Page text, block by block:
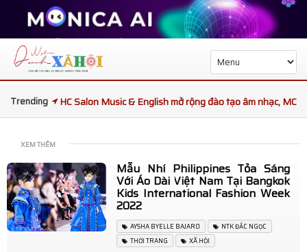
Trending
HC Salon Music & English mở rộng đào tạo âm nhạc, MC
Tọa đàm sức khỏe phổi kết nối chuyên gia Việt Nam và
Thái Lan
Ba đại diện Việt Nam được kỳ vọng tạo dấu ấn tại King
and Queen Republic Continent International 2026
XEM THÊM
Mẫu Nhí Philippines Tỏa Sáng
Với Áo Dài Việt Nam Tại Bangkok
Kids International Fashion Week
2022
AYSHA BYELLE BAJARO
NTK ĐẮC NGỌC
THỜI TRANG
XÃ HỘI